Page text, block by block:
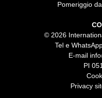
Pomeriggio
© 2026
Tel e
E-mail
PI
Privacy